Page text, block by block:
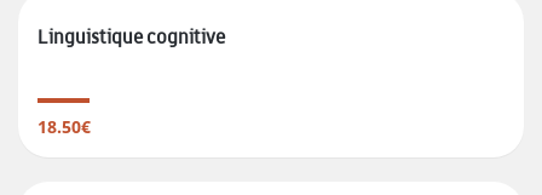
Linguistique cognitive
18.50€